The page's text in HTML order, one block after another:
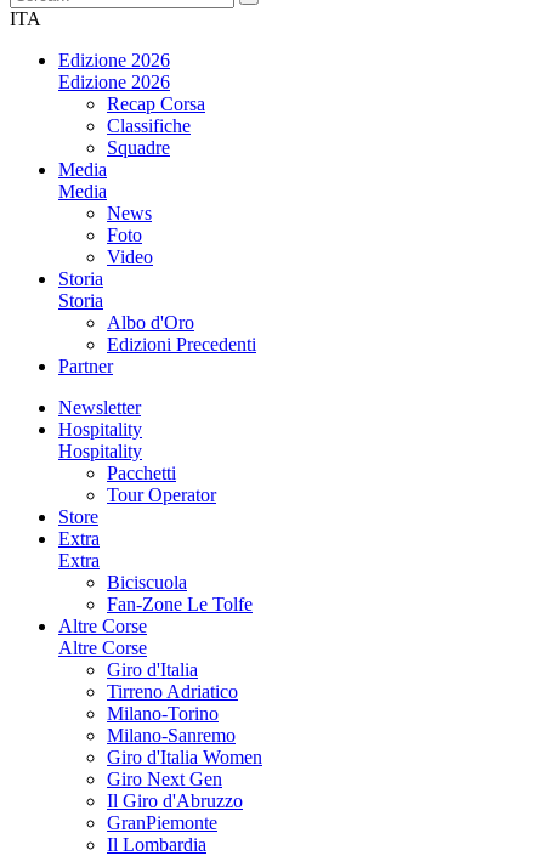
ITA
Edizione 2026
Edizione 2026
Recap Corsa
Classifiche
Squadre
Media
Media
News
Foto
Video
Storia
Storia
Albo d'Oro
Edizioni Precedenti
Partner
Newsletter
Hospitality
Hospitality
Pacchetti
Tour Operator
Store
Extra
Extra
Biciscuola
Fan-Zone Le Tolfe
Altre Corse
Altre Corse
Giro d'Italia
Tirreno Adriatico
Milano-Torino
Milano-Sanremo
Giro d'Italia Women
Giro Next Gen
Il Giro d'Abruzzo
GranPiemonte
Il Lombardia